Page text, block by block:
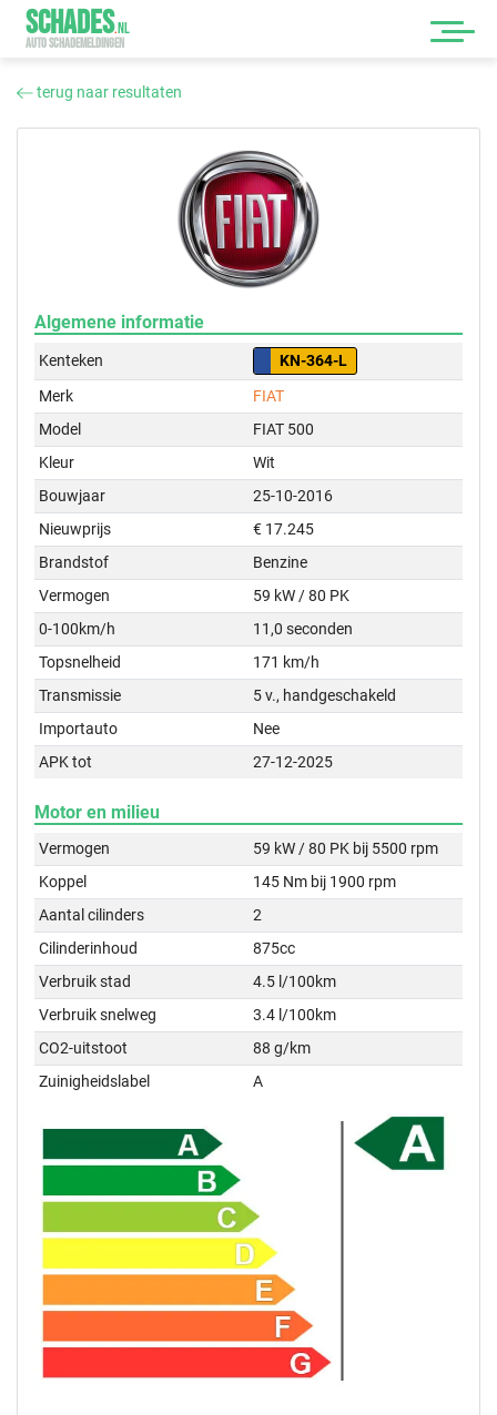
SCHADES.NL
AUTO SCHADEMELDINGEN
terug naar resultaten
Algemene informatie
Kenteken
KN-364-L
Merk
FIAT
Model
FIAT 500
Kleur
Wit
Bouwjaar
25-10-2016
Nieuwprijs
€ 17.245
Brandstof
Benzine
Vermogen
59 kW / 80 PK
0-100km/h
11,0 seconden
Topsnelheid
171 km/h
Transmissie
5 v., handgeschakeld
Importauto
Nee
APK tot
27-12-2025
Motor en milieu
Vermogen
59 kW / 80 PK bij 5500 rpm
Koppel
145 Nm bij 1900 rpm
Aantal cilinders
2
Cilinderinhoud
875cc
Verbruik stad
4.5 l/100km
Verbruik snelweg
3.4 l/100km
CO2-uitstoot
88 g/km
Zuinigheidslabel
A